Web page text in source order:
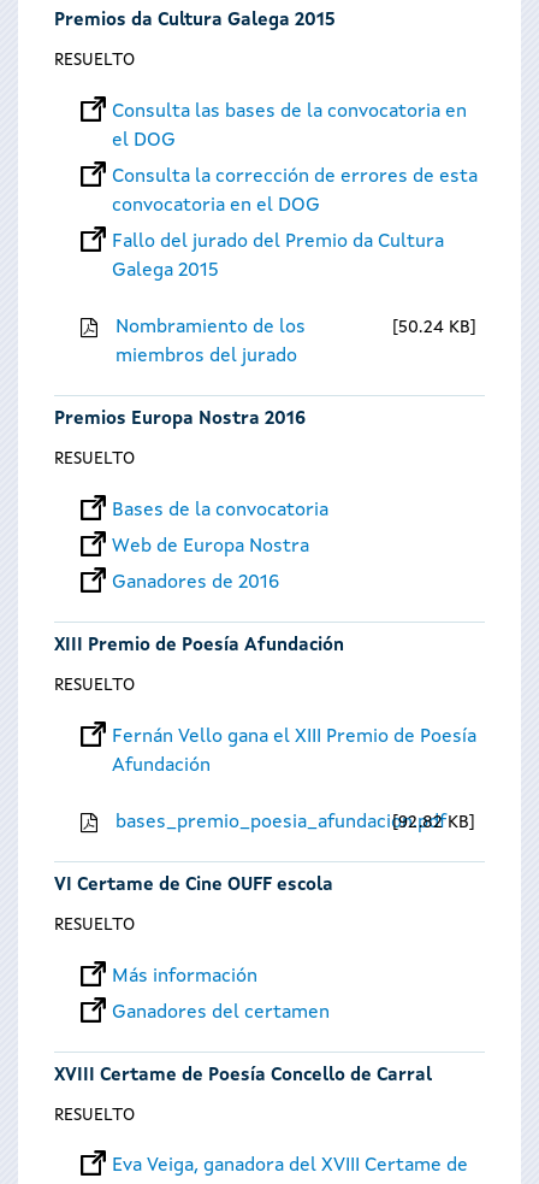
Premios da Cultura Galega 2015
RESUELTO
Consulta las bases de la convocatoria en
el DOG
Consulta la corrección de errores de esta
convocatoria en el DOG
Fallo del jurado del Premio da Cultura
Galega 2015
Nombramiento de los
miembros del jurado
50.24 KB
Premios Europa Nostra 2016
RESUELTO
Bases de la convocatoria
Web de Europa Nostra
Ganadores de 2016
XIII Premio de Poesía Afundación
RESUELTO
Fernán Vello gana el XIII Premio de Poesía
Afundación
bases_premio_poesia_afundacion.pdf
92.82 KB
VI Certame de Cine OUFF escola
RESUELTO
Más información
Ganadores del certamen
XVIII Certame de Poesía Concello de Carral
RESUELTO
Eva Veiga, ganadora del XVIII Certame de